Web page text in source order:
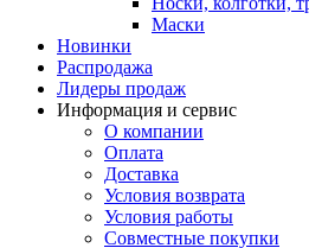
Маски
Новинки
Распродажа
Лидеры продаж
Информация и сервис
О компании
Оплата
Доставка
Условия возврата
Условия работы
Совместные покупки